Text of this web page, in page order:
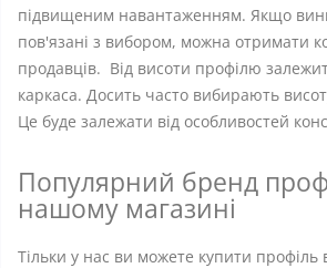
підвищеним навантаженням. Якщо
пов'язані з вибором, можна отримати
продавців. Від висоти профілю
каркаса. Досить часто вибирають
Це буде залежати від особливостей
Популярний бренд
нашому магазині
Тільки у нас ви можете купити